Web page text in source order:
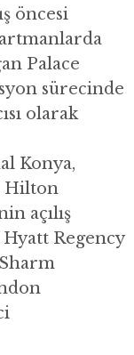
öncesi
Palace
sürecinde
olarak
Konya,
Hilton
açılış
Regency